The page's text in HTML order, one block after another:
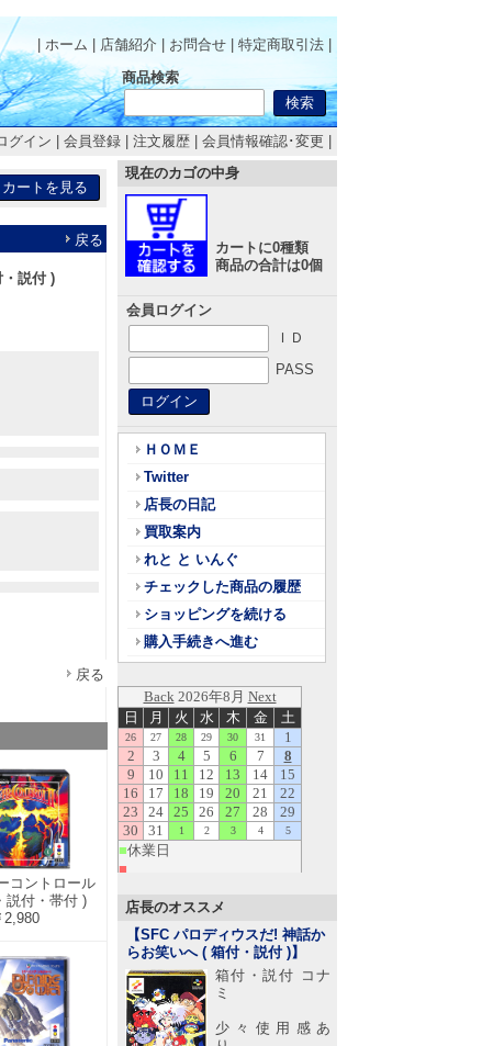
| ホーム
店舗紹介 お問合せ 特定商取引法
商品検索
グイン 会員登録 注文履歴 会員情報確認･変更
戻る
説付 )
戻る
コントロール
説付・帯付 )
2,980
現在のカゴの中身
カートに0種類
商品の合計は0個
会員ログイン
ＩＤ
PASS
ＨＯＭＥ
Twitter
店長の日記
買取案内
れと と いんぐ
チェックした商品の履歴
ショッピングを続ける
購入手続きへ進む
店長のオススメ
【SFC パロディウスだ! 神話か
らお笑いへ ( 箱付・説付 )】
箱付・説付 コナ
ミ
少々使用感あ